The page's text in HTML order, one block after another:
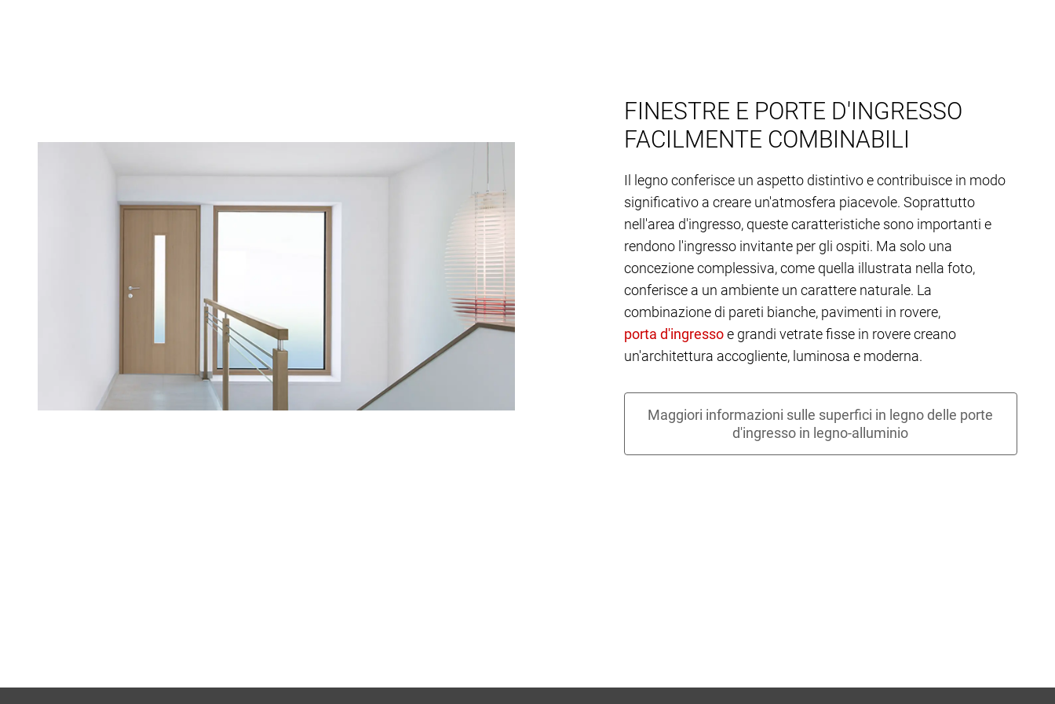
FINESTRE E PORTE D'INGRESSO
FACILMENTE COMBINABILI
Il legno conferisce un aspetto distintivo e contribuisce in modo
significativo a creare un'atmosfera piacevole. Soprattutto
nell'area d'ingresso, queste caratteristiche sono importanti e
rendono l'ingresso invitante per gli ospiti. Ma solo una
concezione complessiva, come quella illustrata nella foto,
conferisce a un ambiente un carattere naturale. La
combinazione di pareti bianche, pavimenti in rovere,
e grandi vetrate fisse in rovere creano
un'architettura accogliente, luminosa e moderna.